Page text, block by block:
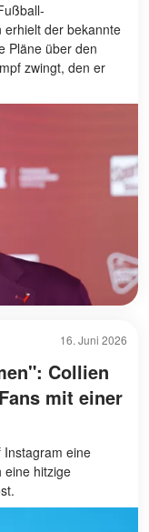
erhielt der bekannte
Pläne über den
zwingt, den er
16. Juni 2026
Collien
mit einer
Instagram eine
eine hitzige